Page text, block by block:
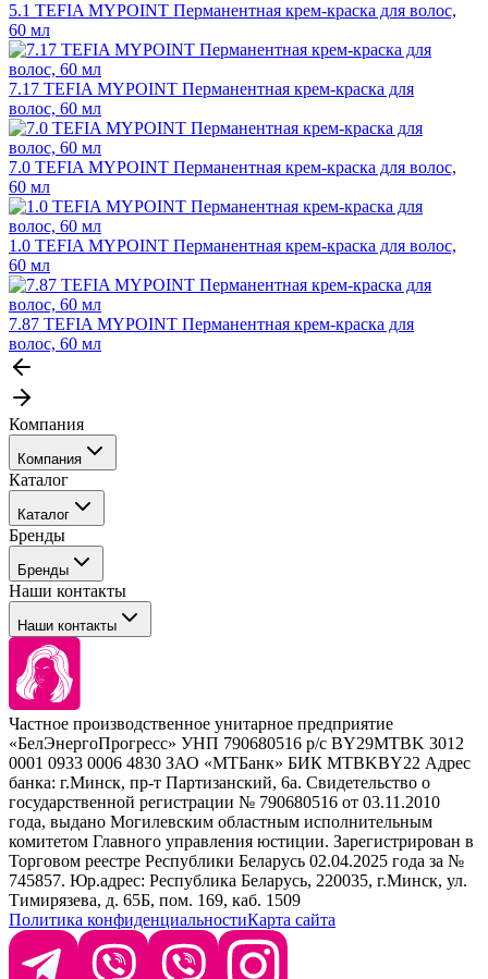
5.1 TEFIA MYPOINT Перманентная крем-краска для волос,
60 мл
7.17 TEFIA MYPOINT Перманентная крем-краска для
волос, 60 мл
7.0 TEFIA MYPOINT Перманентная крем-краска для волос,
60 мл
1.0 TEFIA MYPOINT Перманентная крем-краска для волос,
60 мл
7.87 TEFIA MYPOINT Перманентная крем-краска для
волос, 60 мл
Компания
Компания
События
Покупателю
Каталог
Каталог
Профессиональные средства для окрашивания волос
Сервисные средства
Уход
Стайлинг
Брови и ресницы
Барберинг
Наборы
Расходные материалы
Бренды
Бренды
Tefia
Concept
Kezy
Barex
Sim Sensitive
Kebren
Selective Professional
White Line
Наши контакты
Наши контакты
+ 375 44 7233514
+ 375 29 1649505
info@krasabel.by
Офис: г. Минск, ул. Тимирязева 65Б, офис 1509
Склад: г. Минск, ул. Домбровская, 15
Время работы: пн–чт 9:00–17:30, пт 9:00–17:00
Частное производственное унитарное предприятие
«БелЭнергоПрогресс» УНП 790680516 р/с BY29MTBK 3012
0001 0933 0006 4830 ЗАО «МТБанк» БИК MTBKBY22 Адрес
банка: г.Минск, пр-т Партизанский, 6а. Свидетельство о
государственной регистрации № 790680516 от 03.11.2010
года, выдано Могилевским областным исполнительным
комитетом Главного управления юстиции. Зарегистрирован в
Торговом реестре Республики Беларусь 02.04.2025 года за №
745857. Юр.адрес: Республика Беларусь, 220035, г.Минск, ул.
Тимирязева, д. 65Б, пом. 169, каб. 1509
Политика конфиденциальностиКарта сайта